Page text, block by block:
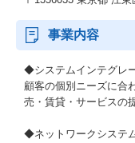
事業内容
◆システムインテグレ
顧客の個別ニーズに合
売・賃貸・サービスの
◆ネットワークシステ